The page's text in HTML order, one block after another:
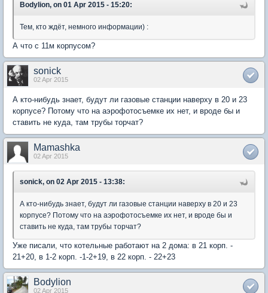
Bodylion, on 01 Apr 2015 - 15:20:
Тем, кто ждёт, немного информации) :
А что с 11м корпусом?
sonick
02 Apr 2015
А кто-нибудь знает, будут ли газовые станции наверху в 20 и 23
корпусе? Потому что на аэрофотосъемке их нет, и вроде бы и
ставить не куда, там трубы торчат?
Mamashka
02 Apr 2015
sonick, on 02 Apr 2015 - 13:38:
А кто-нибудь знает, будут ли газовые станции наверху в 20 и 23
корпусе? Потому что на аэрофотосъемке их нет, и вроде бы и
ставить не куда, там трубы торчат?
Уже писали, что котельные работают на 2 дома: в 21 корп. -
21+20, в 1-2 корп. -1-2+19, в 22 корп. - 22+23
Bodylion
02 Apr 2015